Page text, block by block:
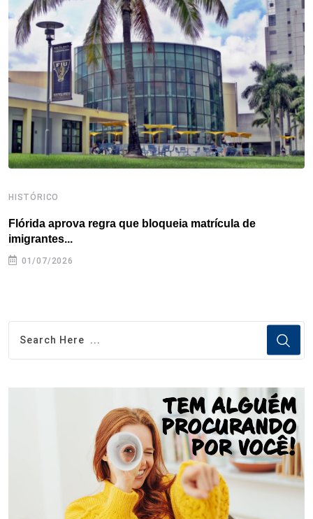
o
o
k
r
d
I
n
e
s
d
s
A
p
p
HISTÓRICO
Flórida aprova regra que bloqueia matrícula de
imigrantes...
01/07/2026